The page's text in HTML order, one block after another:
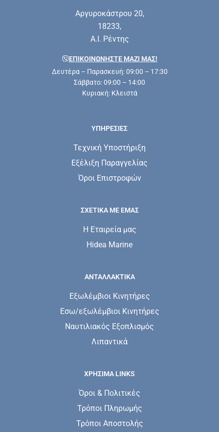
Αργυροκάστρου 20,
18233,
Α.Ι. Ρέντης
ΕΠΙΚΟΙΝΩΝΗΣΤΕ ΜΑΖΊ ΜΑΣ!
Δευτέρα – Παρασκευή: 09:00 – 17:30
Σάββατο: 09:00 – 14:00
Κυριακή: Κλειστά
ΥΠΗΡΕΣΊΕΣ
Τεχνική Υποστήριξη
Εξέλιξη Παραγγελίας
Όροι Επιστροφών
ΣΧΕΤΙΚΆ ΜΕ ΕΜΆΣ
Η Εταιρεία μας
Hidea Marine
ΑΝΤΑΛΛΑΚΤΙΚΑ
Εξωλέμβιοι Κινητήρες
Εσω/εξωλέμβιοι Κινητήρες
Ναυτιλιακός Εξοπλισμός
Λιπαντικά
ΧΡΗΣΙΜΑ LINKS
Όροι & Πολιτικές
Τρόποι Πληρωμής
Τρόποι Αποστολής